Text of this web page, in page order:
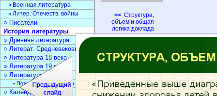
<< Структура,
объем и общая
логика доклада
▫ Военная литература
▫ Литер. Отечеств. войны
○ Писатели
История литературы
○ Древняя литература
○ Литерат. Средневековья
○ Литература 18 века
○ Литература 19 века
○ Литература 20 века
• Поэзия Серебрян. века
○ Календарь дат